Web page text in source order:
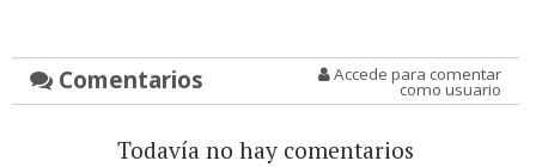
Comentarios Accede para comentar
como usuario
Todavía no hay comentarios